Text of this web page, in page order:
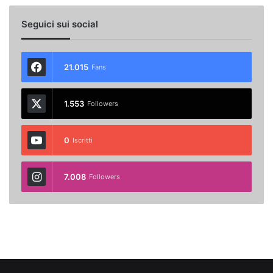
Seguici sui social
21.015 Fans
1.553 Followers
0 Iscritti
7.008 Followers